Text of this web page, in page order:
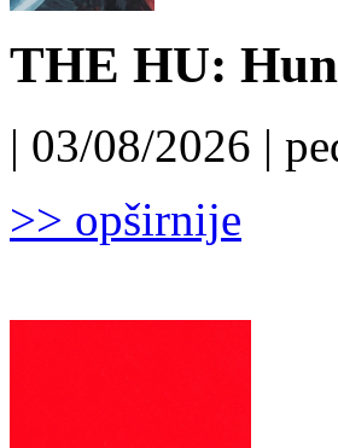
THE HU:
| 03/08/2026 |
>> opširnije